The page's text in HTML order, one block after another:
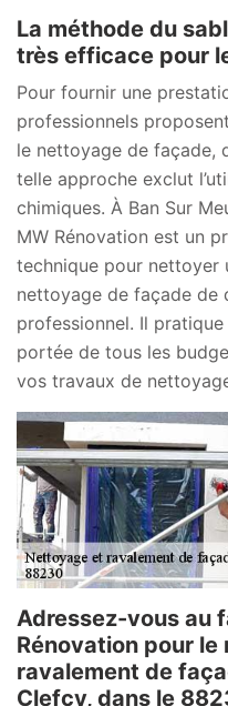
La méthode du
très efficace pour
Pour fournir une
professionnels
le nettoyage de façade,
telle approche exclut
chimiques. À Ban Sur
MW Rénovation est un
technique pour nettoyer
nettoyage de façade de
professionnel. Il
portée de tous les
vos travaux de
Adressez-vous au
Rénovation pour
ravalement de
Clefcy, dans le